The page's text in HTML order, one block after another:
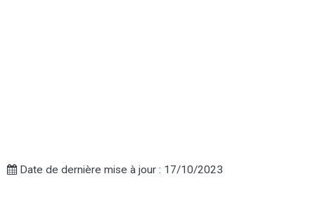
Date de dernière mise à jour : 17/10/2023